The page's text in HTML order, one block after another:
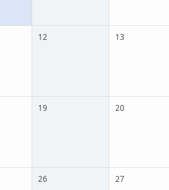
12 13
19 20
26 27